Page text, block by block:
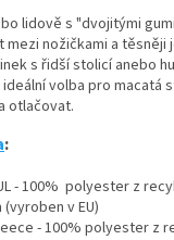
lidově s "dvojitými
mezi nožičkami a těsněji
s řidší stolicí anebo
ideální volba pro macatá
otlačovat.
:
- 100% polyester z
v EU)
- 100% polyester z